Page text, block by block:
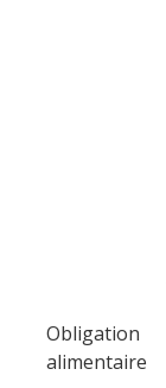
Obligation
alimentaire